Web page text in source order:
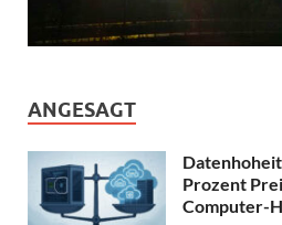
ANGESAGT
Prozent
Computer-